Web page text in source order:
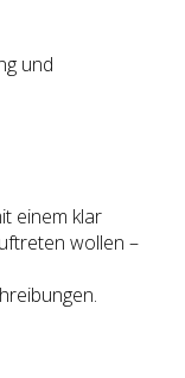
und
einem klar
wollen –